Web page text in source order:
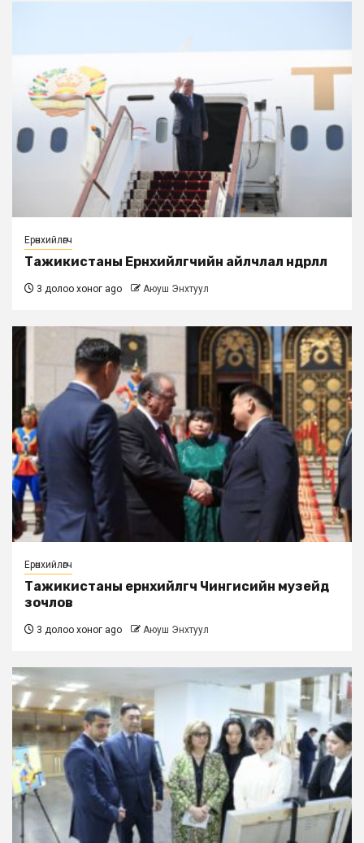
Ерөнхийлөгч
Тажикистаны Ерөнхийлөгчийн айлчлал өндөрлөлөө
3 долоо хоног ago Аюуш Энхтуул
Ерөнхийлөгч
Тажикистаны ерөнхийлөгч Чингисийн музейд
зочлов
3 долоо хоног ago Аюуш Энхтуул